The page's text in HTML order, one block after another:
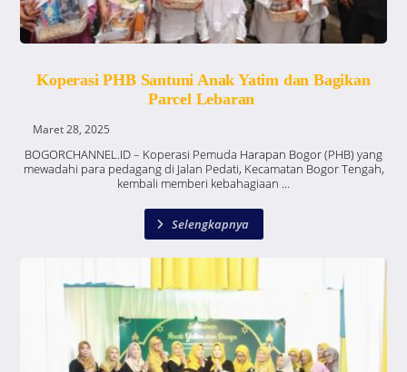
Koperasi PHB Santuni Anak Yatim dan Bagikan
Parcel Lebaran
Maret 28, 2025
BOGORCHANNEL.ID – Koperasi Pemuda Harapan Bogor (PHB) yang
mewadahi para pedagang di Jalan Pedati, Kecamatan Bogor Tengah,
kembali memberi kebahagiaan ...
Selengkapnya